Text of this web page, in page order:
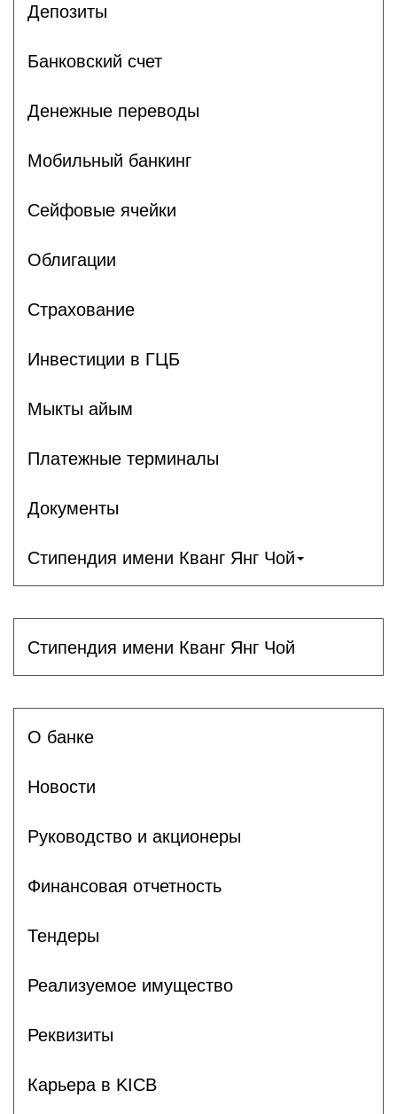
Депозиты
Банковский счет
Денежные переводы
Мобильный банкинг
Сейфовые ячейки
Облигации
Страхование
Инвестиции в ГЦБ
Мыкты айым
Платежные терминалы
Документы
Стипендия имени Кванг Янг Чой
Стипендия имени Кванг Янг Чой
О банке
Новости
Руководство и акционеры
Финансовая отчетность
Тендеры
Реализуемое имущество
Реквизиты
Карьера в KICB